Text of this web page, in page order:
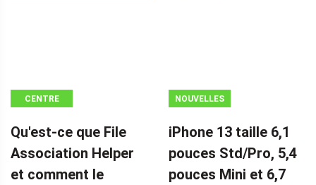
CENTRE
MINITOOL
Qu'est-ce que File
Association Helper
et comment le
NOUVELLES
iPhone 13 taille 6,1
pouces Std/Pro, 5,4
pouces Mini et 6,7